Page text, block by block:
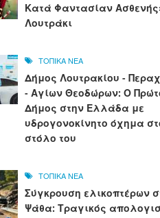
Κατά Φαντασίαν
Λουτράκι
ΤΟΠΙΚΑ ΝΕΑ
Δήμος Λουτρακίου -
- Αγίων Θεοδώρων: Ο
Δήμος στην Ελλάδα με
υδρογονοκίνητο όχημα
στόλο του
ΤΟΠΙΚΑ ΝΕΑ
Σύγκρουση ελικοπτέρων
Ψάθα: Τραγικός